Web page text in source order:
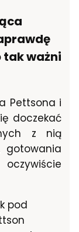
tak ważni
Pettsona i
doczekać
z nią
gotowania
pod